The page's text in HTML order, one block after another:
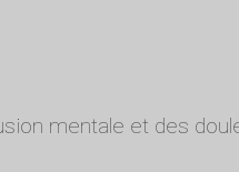
mentale et des